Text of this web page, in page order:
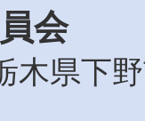
会
県下